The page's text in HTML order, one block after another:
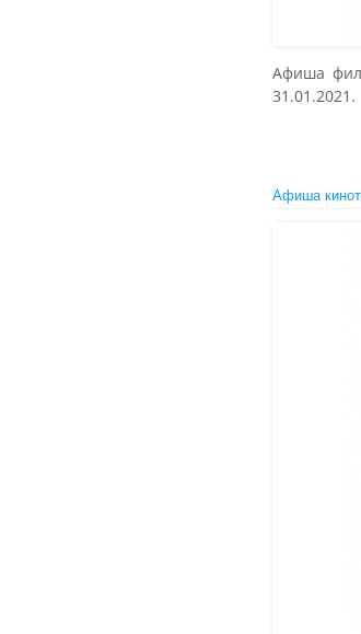
Афиша
31.01.2021.
Афиша